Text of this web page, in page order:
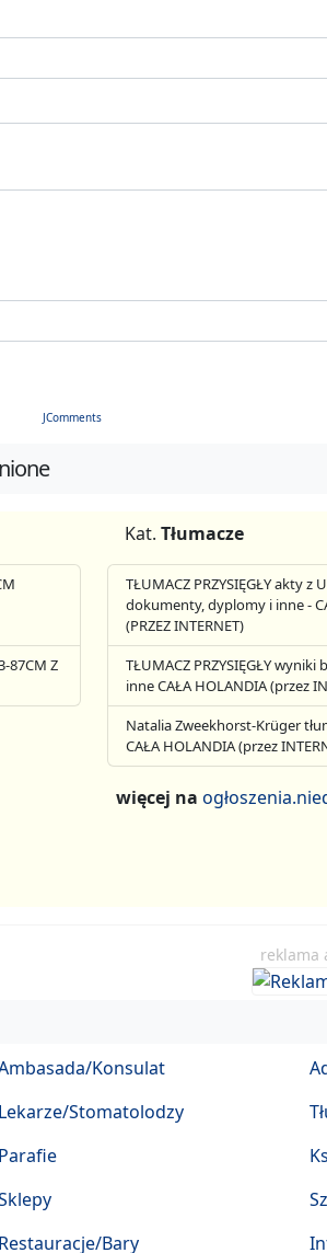
JComments
87CM Z
Kat. Tłumacze
TŁUMACZ PRZYSIĘGŁY akty z
dokumenty, dyplomy i inne -
(PRZEZ INTERNET)
TŁUMACZ PRZYSIĘGŁY
inne CAŁA HOLANDIA (przez
Natalia Zweekhorst-Krüger
CAŁA HOLANDIA (przez
więcej na
reklama
Konsulat
Lekarze/Stomatolodzy
Parafie
Restauracje/Bary